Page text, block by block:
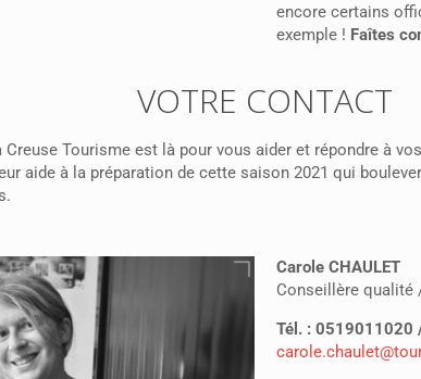
encore certains
exemple ! Faîtes
VOTRE CONTACT
Creuse Tourisme est là pour vous aider et répondre à
aide à la préparation de cette saison 2021 qui
Carole CHAULET
Conseillère
Tél. : 0519011020